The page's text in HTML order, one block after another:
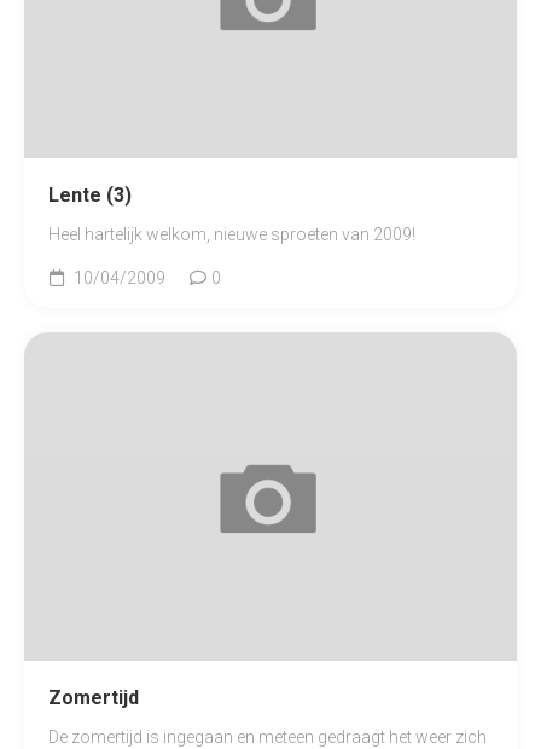
Lente (3)
Heel hartelijk welkom, nieuwe sproeten van 2009!
10/04/2009 0
Zomertijd
De zomertijd is ingegaan en meteen gedraagt het weer zich